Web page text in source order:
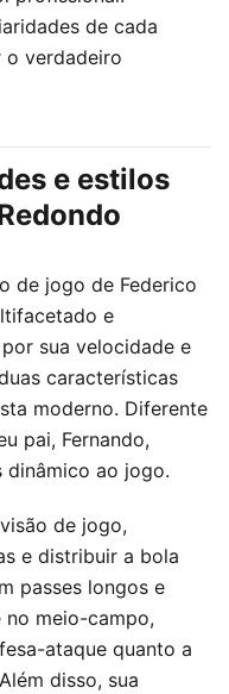
de cada
o verdadeiro
e estilos
de jogo de Federico
e
sua velocidade e
características
moderno. Diferente
pai, Fernando,
dinâmico ao jogo.
de jogo,
e distribuir a bola
passes longos e
meio-campo,
ataque quanto a
disso, sua